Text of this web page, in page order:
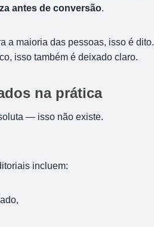
antes de conversão.
a maioria das pessoas, isso é dito.
isso também é deixado claro.
na prática
— isso não existe.
incluem: